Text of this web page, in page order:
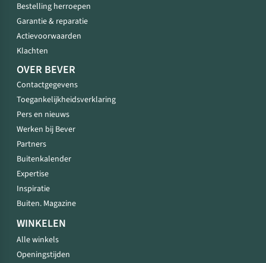
Bestelling herroepen
Garantie & reparatie
Actievoorwaarden
Klachten
OVER BEVER
Contactgegevens
Toegankelijkheidsverklaring
Pers en nieuws
Werken bij Bever
Partners
Buitenkalender
Expertise
Inspiratie
Buiten. Magazine
WINKELEN
Alle winkels
Openingstijden